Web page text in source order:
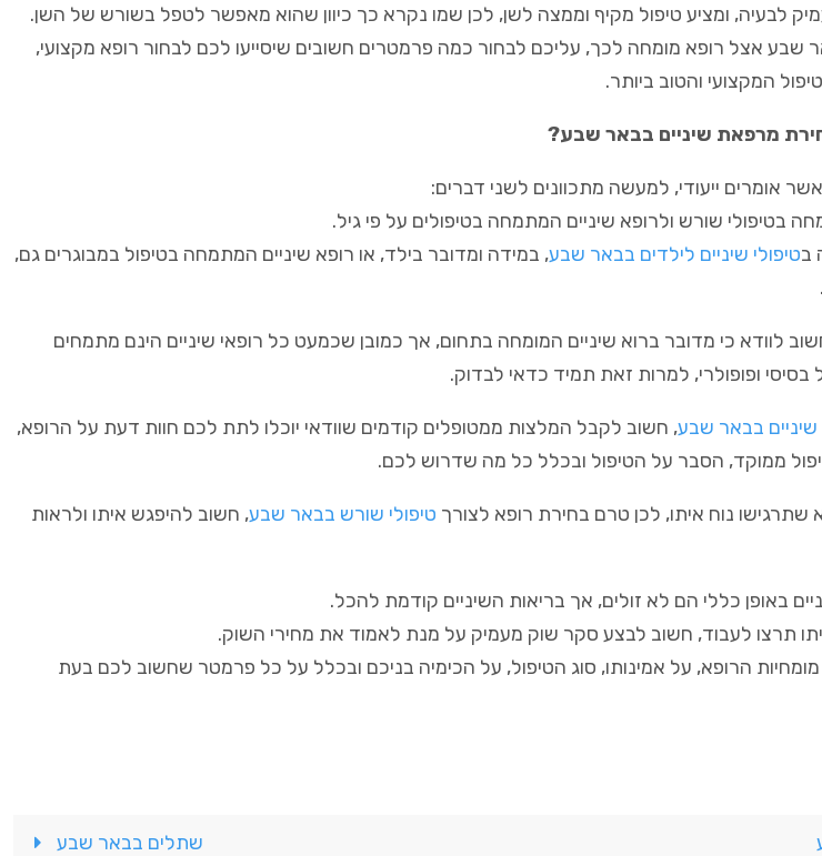
לבעיה, ומציע טיפול מקיף וממצה לשן, לכן שמו נקרא כך כיוון שהוא מאפשר לטפל בשורש של השן.
שבע אצל רופא מומחה לכך, עליכם לבחור כמה פרמטרים חשובים שיסייעו לכם לבחור רופא מקצועי,
המקצועי והטוב ביותר.
מרפאת שיניים בבאר שבע?
אומרים ייעודי, למעשה מתכוונים לשני דברים:
בטיפולי שורש ולרופא שיניים המתמחה בטיפולים על פי גיל.
בטיפולי שיניים לילדים בבאר שבע, במידה ומדובר בילד, או רופא שיניים המתמחה בטיפול במבוגרים גם,
לוודא כי מדובר ברוא שיניים המומחה בתחום, אך כמובן שכמעט כל רופאי שיניים הינם מתמחים
בסיסי ופופולרי, למרות זאת תמיד כדאי לבדוק.
בבאר שבע, חשוב לקבל המלצות ממטופלים קודמים שוודאי יוכלו לתת לכם חוות דעת על הרופא,
ממוקד, הסבר על הטיפול ובכלל כל מה שדרוש לכם.
שתרגישו נוח איתו, לכן טרם בחירת רופא לצורך טיפולי שורש בבאר שבע, חשוב להיפגש איתו ולראות
באופן כללי הם לא זולים, אך בריאות השיניים קודמת להכל.
תרצו לעבוד, חשוב לבצע סקר שוק מעמיק על מנת לאמוד את מחירי השוק.
הרופא, על אמינותו, סוג הטיפול, על הכימיה בניכם ובכלל על כל פרמטר שחשוב לכם בעת
שתלים בבאר שבע